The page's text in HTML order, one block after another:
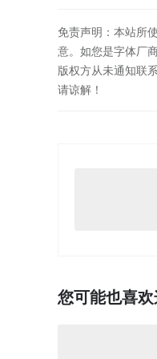
免责声明：本站所
意。如您是字体厂
版权方从未通知联
请谅解！
您可能也喜